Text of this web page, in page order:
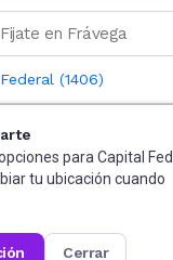
(1406)
para Capital
tu ubicación cuando
cerrar